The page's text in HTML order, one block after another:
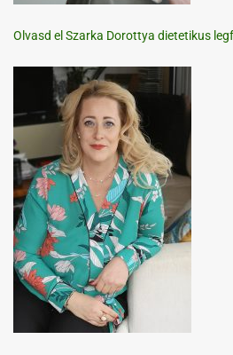
Olvasd el Szarka Dorottya dietetikus